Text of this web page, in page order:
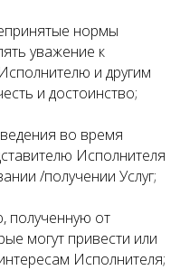
нормы
уважение к
и другим
и достоинство;
во время
Исполнителя
/получении Услуг;
полученную от
могут привести или
Исполнителя;